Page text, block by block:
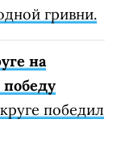
июля
в
й".